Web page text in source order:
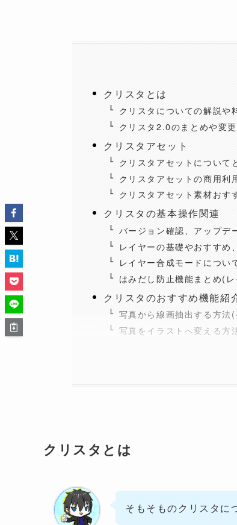
クリスタとは
クリスタについての解説や
クリスタ2.0のまとめや変
クリスタアセット
クリスタアセットについて
クリスタアセットの商用利
クリスタアセット素材おす
クリスタの基本操作関連
バージョン確認、アップデ
レイヤーの基礎やおすすめ
レイヤー合成モードについ
はみだし防止機能まとめ(
クリスタのおすすめ機能紹
写真から線画抽出する方法
写真をイラストへ変える方
クリスタとは
そもそものクリスタに